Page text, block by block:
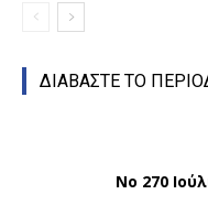
ΔΙΑΒΑΣΤΕ ΤΟ
Νο 270